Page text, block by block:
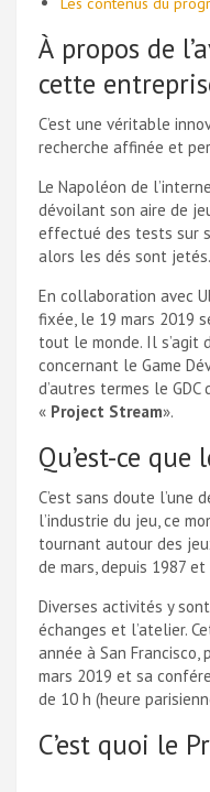
À propos de
cette
C’est une véritable
recherche affinée et
Le Napoléon de
dévoilant son aire de
effectué des tests sur
alors les dés sont jetés.
En collaboration avec
fixée, le 19 mars 2019
tout le monde. Il s’agit
concernant le Game
d’autres termes le
« Project Stream».
Qu’est-ce que
C’est sans doute l’une
l’industrie du jeu, ce
tournant autour des
de mars, depuis 1987
Diverses activités y
échanges et l’atelier.
année à San
mars 2019 et sa
de 10 h (heure
C’est quoi le